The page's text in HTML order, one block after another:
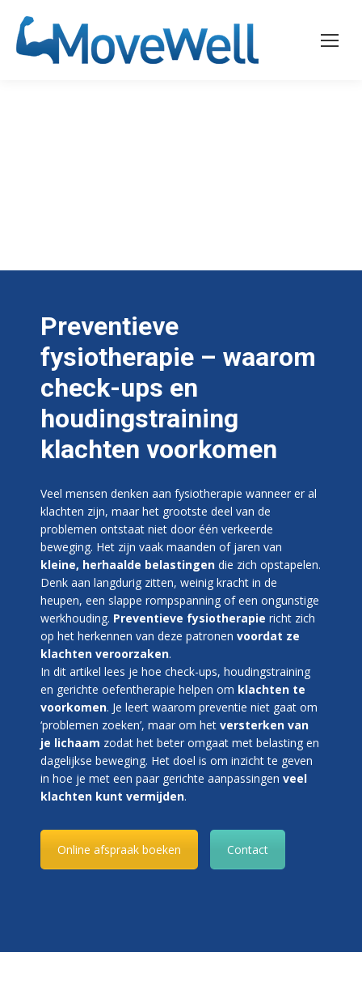
Preventieve
fysiotherapie – waarom
check-ups en
houdingstraining
klachten voorkomen
Veel mensen denken aan fysiotherapie wanneer er al
klachten zijn, maar het grootste deel van de
problemen ontstaat niet door één verkeerde
beweging. Het zijn vaak maanden of jaren van
kleine, herhaalde belastingen die zich opstapelen.
Denk aan langdurig zitten, weinig kracht in de
heupen, een slappe rompspanning of een ongunstige
werkhouding. Preventieve fysiotherapie richt zich
op het herkennen van deze patronen voordat ze
klachten veroorzaken.
In dit artikel lees je hoe check-ups, houdingstraining
en gerichte oefentherapie helpen om klachten te
voorkomen. Je leert waarom preventie niet gaat om
‘problemen zoeken’, maar om het versterken van
je lichaam zodat het beter omgaat met belasting en
dagelijkse beweging. Het doel is om inzicht te geven
in hoe je met een paar gerichte aanpassingen veel
klachten kunt vermijden.
Online afspraak boeken Contact